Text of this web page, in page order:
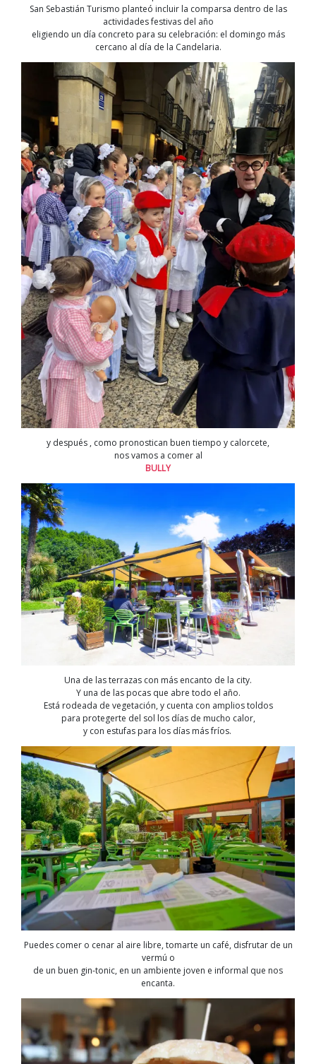
San Sebastián Turismo planteó incluir la comparsa dentro de las
actividades festivas del año
eligiendo un día concreto para su celebración: el domingo más
cercano al día de la Candelaria.
y después , como pronostican buen tiempo y calorcete,
nos vamos a comer al
BULLY
Una de las terrazas con más encanto de la city.
Y una de las pocas que abre todo el año.
Está rodeada de vegetación, y cuenta con ampliostoldos
para protegerte del sol los días de mucho calor,
y con estufaspara los días más fríos.
Puedes comer o cenar al aire libre, tomarte un café, disfrutar de un
vermú o
de un buen gin-tonic, en un ambiente joven e informal que nos
encanta.